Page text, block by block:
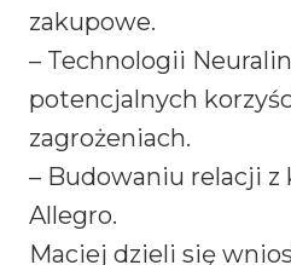
zakupowe.
– Technologii
potencjalnych
zagrożeniach.
– Budowaniu relacji
Allegro.
Maciej dzieli się